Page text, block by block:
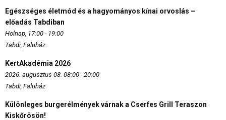
Egészséges életmód és a hagyományos kínai orvoslás –
előadás Tabdiban
Holnap, 17:00 - 19:00
Tabdi, Faluház
KertAkadémia 2026
2026. augusztus 08. 08:00 - 20:00
Tabdi, Faluház
Különleges burgerélmények várnak a Cserfes Grill Teraszon
Kiskőrösön!